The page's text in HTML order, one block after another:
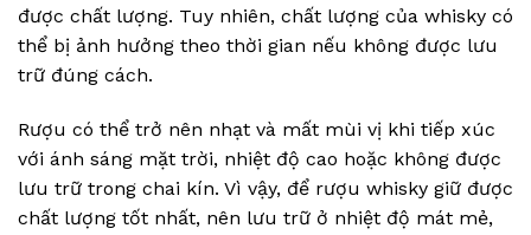
được chất lượng. Tuy nhiên, chất lượng của whisky có
thể bị ảnh hưởng theo thời gian nếu không được lưu
trữ đúng cách.
Rượu có thể trở nên nhạt và mất mùi vị khi tiếp xúc
với ánh sáng mặt trời, nhiệt độ cao hoặc không được
lưu trữ trong chai kín. Vì vậy, để rượu whisky giữ được
chất lượng tốt nhất, nên lưu trữ ở nhiệt độ mát mẻ,